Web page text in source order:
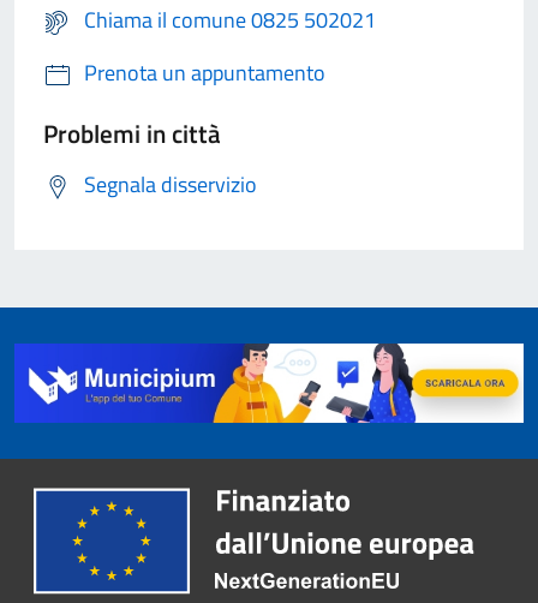
Chiama il comune 0825 502021
Prenota un appuntamento
Problemi in città
Segnala disservizio